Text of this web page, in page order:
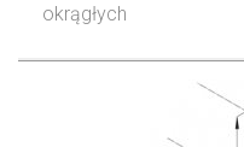
okrągłych